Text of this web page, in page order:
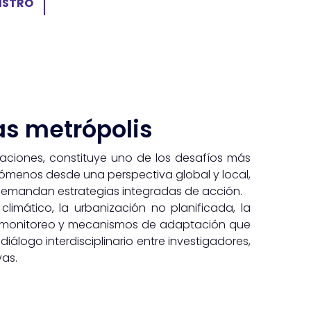
metrópolis
constituye uno de los desafíos más
desde una perspectiva global y local,
estrategias integradas de acción.
la urbanización no planificada, la
y mecanismos de adaptación que
interdisciplinario entre investigadores,